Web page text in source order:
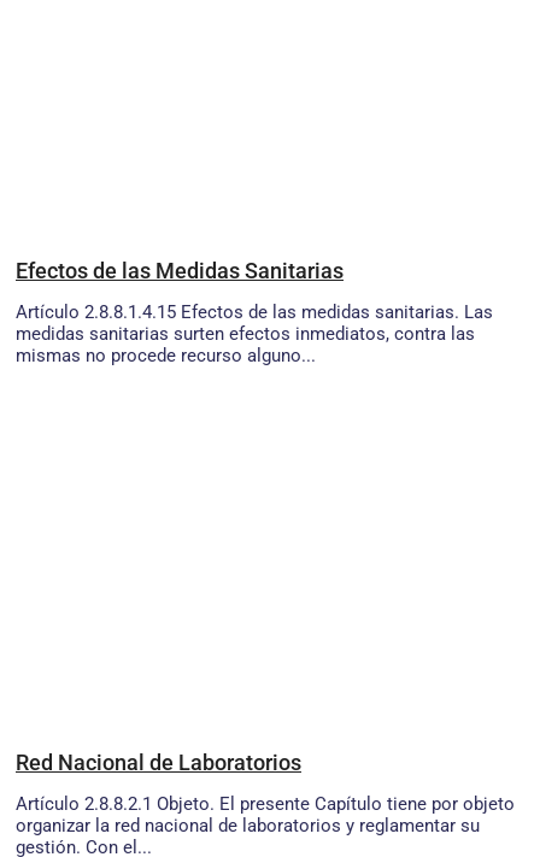
Efectos de las Medidas Sanitarias
Artículo 2.8.8.1.4.15 Efectos de las medidas sanitarias. Las
medidas sanitarias surten efectos inmediatos, contra las
mismas no procede recurso alguno...
Red Nacional de Laboratorios
Artículo 2.8.8.2.1 Objeto. El presente Capítulo tiene por objeto
organizar la red nacional de laboratorios y reglamentar su
gestión. Con el...